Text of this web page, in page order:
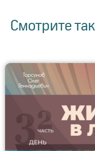
Смотрите